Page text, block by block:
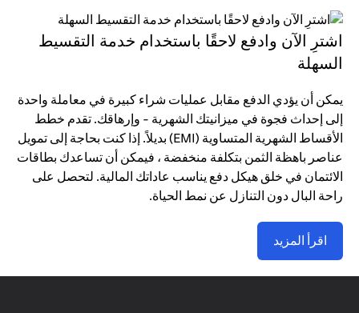
اشترِ الآن وادفع لاحقًا باستخدام خدمة التقسيط
السهلة
يمكن أن يؤدي الدفع مقابل عمليات شراء كبيرة في معاملة واحدة
إلى إحداث فجوة في ميزانيتك الشهرية - وإرهاقك. تقدم خطط
الأقساط الشهرية المتساوية (EMI) بديلاً. إذا كنت بحاجة إلى تمويل
عناصر باهظة الثمن بتكلفة منخفضة ، فيمكن أن تساعدك بطاقات
الائتمان في خلق هيكل دفع يناسب عاداتك المالية. لتحصل على
راحة البال دون التنازل عن نمط الحياة.
اقرأ المزيد